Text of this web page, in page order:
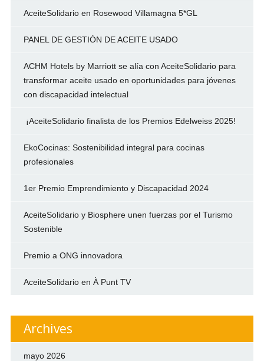
AceiteSolidario en Rosewood Villamagna 5*GL
PANEL DE GESTIÓN DE ACEITE USADO
ACHM Hotels by Marriott se alía con AceiteSolidario para
transformar aceite usado en oportunidades para jóvenes
con discapacidad intelectual
¡AceiteSolidario finalista de los Premios Edelweiss 2025!
EkoCocinas: Sostenibilidad integral para cocinas
profesionales
1er Premio Emprendimiento y Discapacidad 2024
AceiteSolidario y Biosphere unen fuerzas por el Turismo
Sostenible
Premio a ONG innovadora
AceiteSolidario en À Punt TV
Archives
mayo 2026